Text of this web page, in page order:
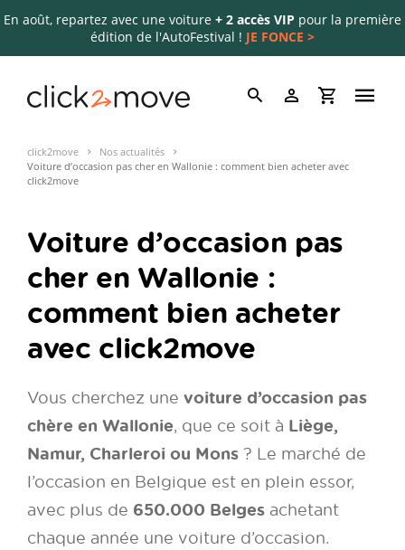
En août, repartez avec une voiture + 2 accès VIP pour la première
édition de l'AutoFestival ! JE FONCE >
click2move
Nos actualités
Voiture d’occasion pas cher en Wallonie : comment bien acheter avec
click2move
Voiture d’occasion pas
cher en Wallonie :
comment bien acheter
avec click2move
Vous cherchez une voiture d’occasion pas
chère en Wallonie, que ce soit à Liège,
Namur, Charleroi ou Mons ? Le marché de
l’occasion en Belgique est en plein essor,
avec plus de 650.000 Belges achetant
chaque année une voiture d’occasion.